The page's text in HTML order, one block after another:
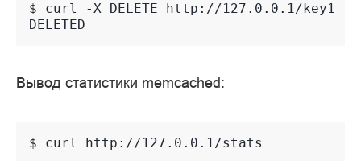
$ curl -X DELETE
DELETED
Вывод статистики memcached:
$ curl